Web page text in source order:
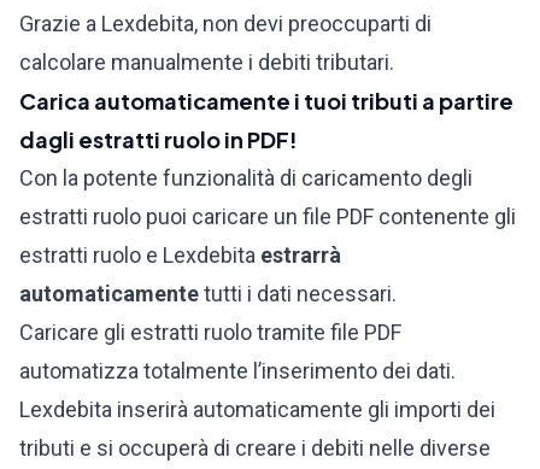
Grazie a Lexdebita, non devi preoccuparti di
calcolare manualmente i debiti tributari.
Carica automaticamente i tuoi tributi a partire
dagli estratti ruolo in PDF!
Con la potente funzionalità di caricamento degli
estratti ruolo puoi caricare un file PDF contenente gli
estratti ruolo e Lexdebita estrarrà
automaticamentetutti i dati necessari.
Caricare gli estratti ruolo tramite file PDF
automatizza totalmente l’inserimento dei dati.
Lexdebita inserirà automaticamente gli importi dei
tributi e si occuperà di creare i debiti nelle diverse